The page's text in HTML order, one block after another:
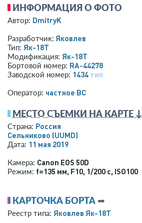
ИНФОРМАЦИЯ О ФОТО
Автор: DmitryK
Разработчик: Яковлев
Тип: Як-18Т
Модификация: Як-18Т
Бортовой номер: RA-44278
Заводской номер: 1434 тип
Оператор: ­частное ВС­
МЕСТО СЪЕМКИ НА КАРТЕ ↓
Страна: Россия
Сельниково (UUMD)
Дата: 11 мая 2019
Камера: Canon EOS 50D
Режим: f=135 мм, F10, 1/200 с, ISO100
КАРТОЧКА БОРТА ➦
Реестр типа: Яковлев Як-18Т